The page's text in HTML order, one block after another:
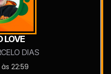
LOVE
DIAS
22:59